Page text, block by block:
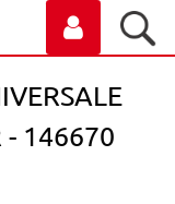
- 146670